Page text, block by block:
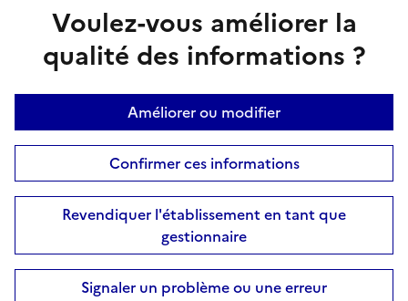
Voulez-vous améliorer la
qualité des informations ?
Améliorer ou modifier
Confirmer ces informations
Revendiquer l'établissement en tant que
gestionnaire
Signaler un problème ou une erreur